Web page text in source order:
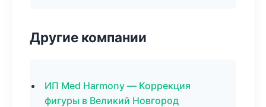
Другие компании
ИП Med Harmony — Коррекция
фигуры в Великий Новгород